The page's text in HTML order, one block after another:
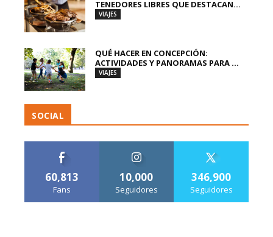
TENEDORES LIBRES QUE DESTACAN...
VIAJES
QUÉ HACER EN CONCEPCIÓN:
ACTIVIDADES Y PANORAMAS PARA ...
VIAJES
SOCIAL
60,813
Fans
10,000
Seguidores
346,900
Seguidores